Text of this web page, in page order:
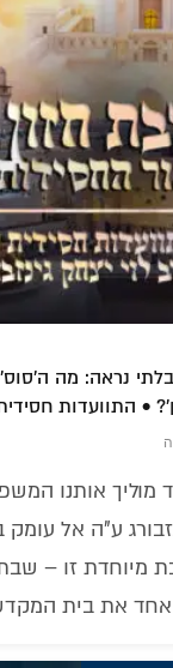
נראה: מה ה'סוס'
• התוועדות
מוליך אותנו
ע"ה אל עומק
מיוחדת זו –
אחד את בית